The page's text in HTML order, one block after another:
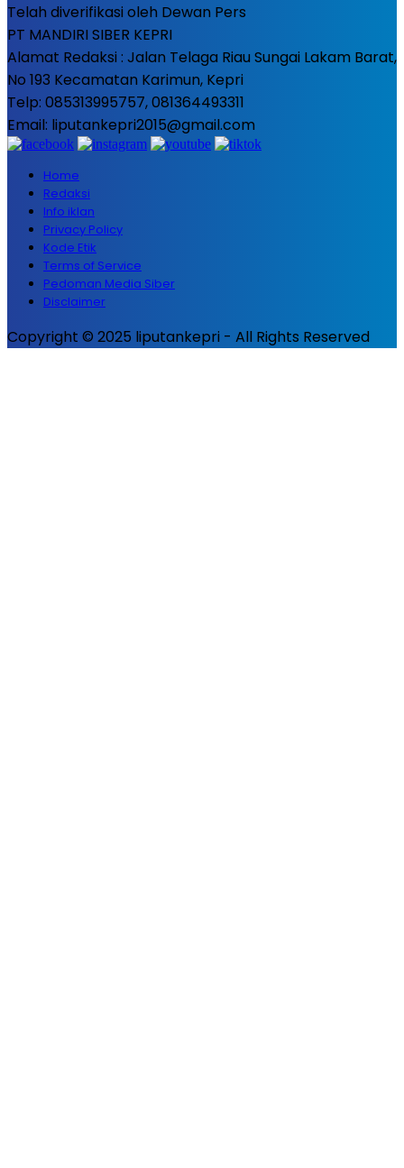
Telah diverifikasi oleh Dewan Pers
PT MANDIRI SIBER KEPRI
Alamat Redaksi : Jalan Telaga Riau Sungai Lakam Barat,
No 193 Kecamatan Karimun, Kepri
Telp: 085313995757, 081364493311
Email: liputankepri2015@gmail.com
Home
Redaksi
Info iklan
Privacy Policy
Kode Etik
Terms of Service
Pedoman Media Siber
Disclaimer
Copyright © 2025 liputankepri - All Rights Reserved